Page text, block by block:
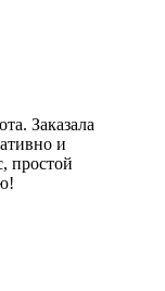
Заказала
и
простой